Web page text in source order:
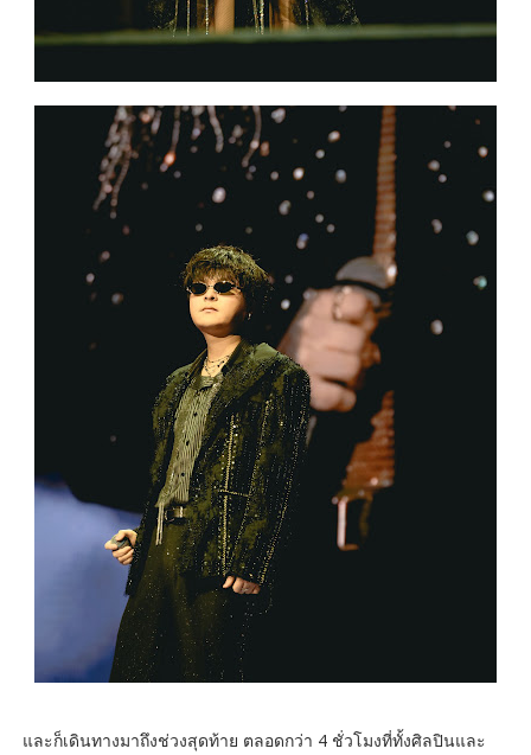
และก็เดินทางมาถึงช่วงสุดท้าย ตลอดกว่า 4 ชั่วโมงที่ทั้งศิลปินและ